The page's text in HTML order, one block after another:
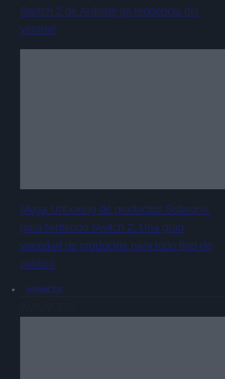
Switch 2 de Ardistel ¡la tendencia del
verano!
Mega Unboxing de productos Subsonic
para Nintendo Switch 2. Una gran
variedad de productos para todo tipo de
público
AVANCES